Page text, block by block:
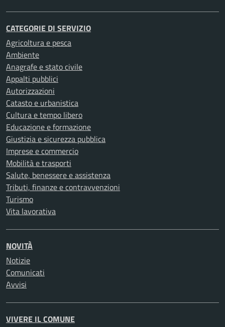
CATEGORIE DI SERVIZIO
Agricoltura e pesca
Ambiente
Anagrafe e stato civile
Appalti pubblici
Autorizzazioni
Catasto e urbanistica
Cultura e tempo libero
Educazione e formazione
Giustizia e sicurezza pubblica
Imprese e commercio
Mobilità e trasporti
Salute, benessere e assistenza
Tributi, finanze e contravvenzioni
Turismo
Vita lavorativa
NOVITÀ
Notizie
Comunicati
Avvisi
VIVERE IL COMUNE